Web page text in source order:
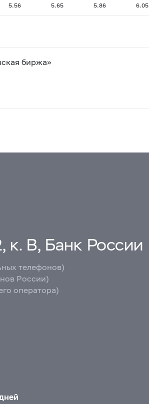
5.56 5.65 5.86 6.05
биржа»
к. В, Банк России
телефонов)
России)
оператора)